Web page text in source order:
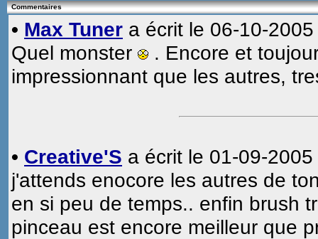
Commentaires
• Max Tuner a écrit le 06-10-
Quel monster
. Encore et
impressionnant que les autres,
• Creative'S a écrit le 01-09-
j'attends enocore les autres de
en si peu de temps.. enfin brush
pinceau est encore meilleur que